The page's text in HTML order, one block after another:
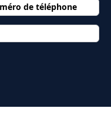
de téléphone